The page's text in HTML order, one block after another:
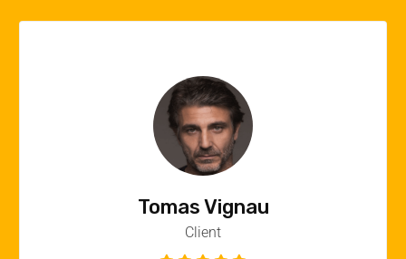
Vincent Quere
Client